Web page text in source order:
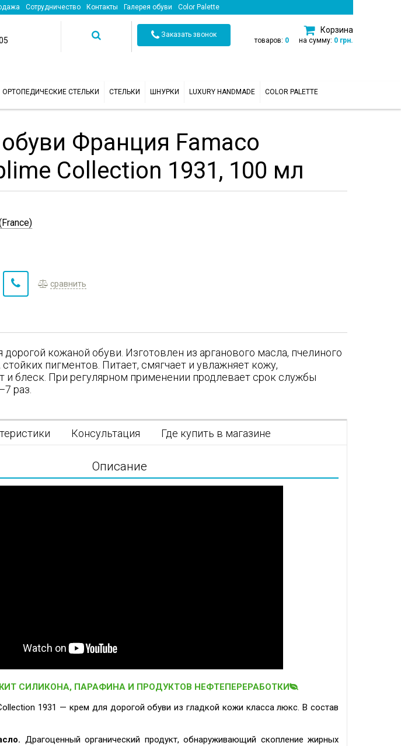
Сотрудничество Контакты Галерея обуви Color Palette
Заказать звонок
Корзина
товаров: 0 на сумму: 0 грн.
ОРТОПЕДИЧЕСКИЕ СТЕЛЬКИ СТЕЛЬКИ ШНУРКИ LUXURY HANDMADE COLOR PALETTE
Франция Famaco
Collection 1931, 100 мл
сравнить
кожаной обуви. Изготовлен из арганового масла, пчелиного
стойких пигментов. Питает, смягчает и увлажняет кожу,
и блеск. При регулярном применении продлевает срок службы
раз.
Консультация Где купить в магазине
Описание
СИЛИКОНА, ПАРАФИНА И ПРОДУКТОВ НЕФТЕПЕРЕРАБОТКИ
1931 — крем для дорогой обуви из гладкой кожи класса люкс.В состав
Драгоценный органический продукт, обнаруживающий скопление жирных